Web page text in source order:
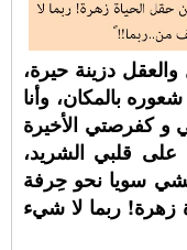
دزينة حيرة،
بالمكان، وأنا
و كفرصتي الأخيرة
على قلبي الشريد،
سويا نحو حِرفة
زهرة! ربما لا شيء